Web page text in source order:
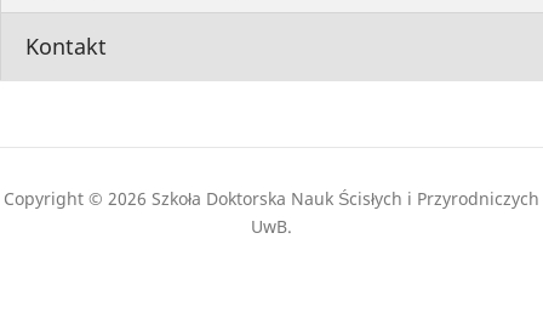
Kontakt
Copyright © 2026 Szkoła Doktorska Nauk Ścisłych i Przyrodniczych
UwB.